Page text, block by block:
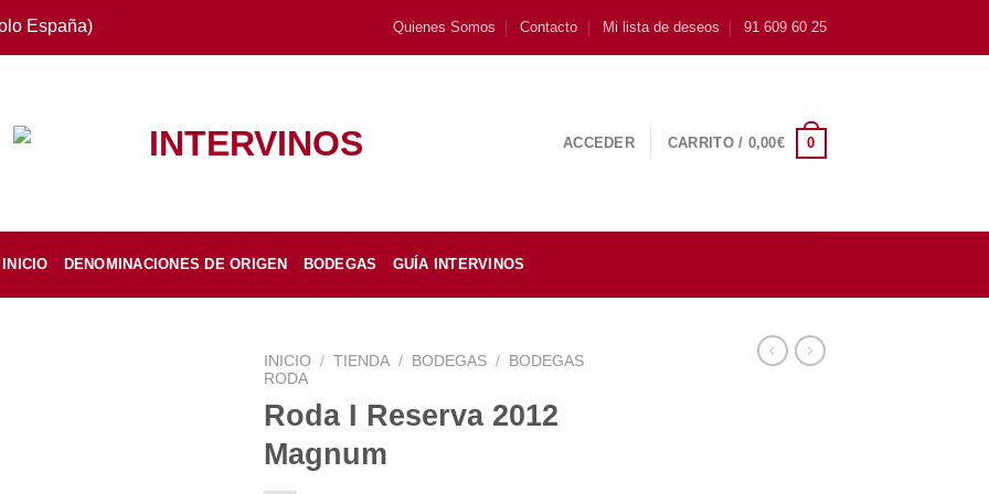
España) Quienes Somos Contacto Mi lista de deseos 91 609 60 25
ACCEDER CARRITO / 0,00€ 0
INICIO DENOMINACIONES DE ORIGEN BODEGAS GUÍA INTERVINOS
INICIO / TIENDA / BODEGAS /
BODEGAS
RODA
Roda I Reserva 2012
Magnum